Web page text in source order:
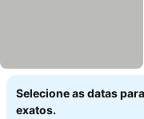
Selecione as datas
exatos.